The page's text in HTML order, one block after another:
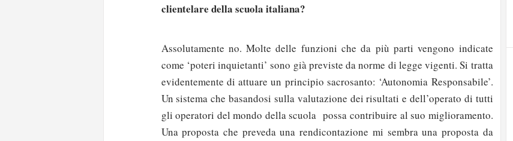
clientelare della scuola italiana?
Assolutamente no. Molte delle funzioni che da più parti vengono indicate
come ‘poteri inquietanti’ sono già previste da norme di legge vigenti. Si tratta
evidentemente di attuare un principio sacrosanto: ‘Autonomia Responsabile’.
Un sistema che basandosi sulla valutazione dei risultati e dell’operato di tutti
gli operatori del mondo della scuola possa contribuire al suo miglioramento.
Una proposta che preveda una rendicontazione mi sembra una proposta da